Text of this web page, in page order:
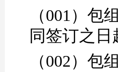
（001）包
同签订之日
（002）包